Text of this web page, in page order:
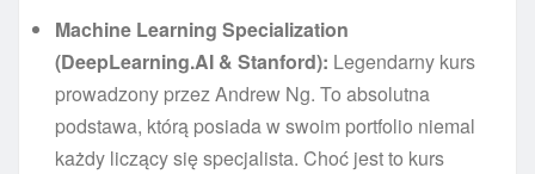
Machine Learning Specialization
(DeepLearning.AI & Stanford): Legendarny kurs
prowadzony przez Andrew Ng. To absolutna
podstawa, którą posiada w swoim portfolio niemal
każdy liczący się specjalista. Choć jest to kurs